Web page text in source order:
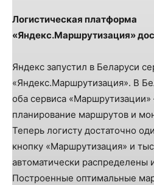
Логистическая платформа
«Яндекс.Маршрутизация»
Яндекс запустил в Беларуси
«Яндекс.Маршрутизация». В
оба сервиса «Маршрутизации»
планирование маршрутов и
Теперь логисту достаточно
кнопку «Маршрутизация» и
автоматически распределены
Построенные оптимальные